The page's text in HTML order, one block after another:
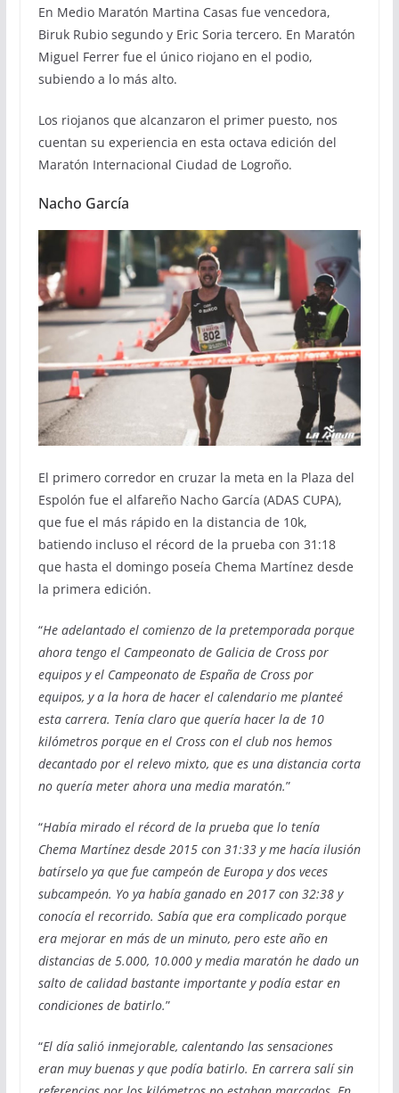
En Medio Maratón Martina Casas fue vencedora,
Biruk Rubio segundo y Eric Soria tercero. En Maratón
Miguel Ferrer fue el único riojano en el podio,
subiendo a lo más alto.
Los riojanos que alcanzaron el primer puesto, nos
cuentan su experiencia en esta octava edición del
Maratón Internacional Ciudad de Logroño.
Nacho García
El primero corredor en cruzar la meta en la Plaza del
Espolón fue el alfareño Nacho García (ADAS CUPA),
que fue el más rápido en la distancia de 10k,
batiendo incluso el récord de la prueba con 31:18
que hasta el domingo poseía Chema Martínez desde
la primera edición.
“He adelantado el comienzo de la pretemporada porque
ahora tengo el Campeonato de Galicia de Cross por
equipos y el Campeonato de España de Cross por
equipos, y a la hora de hacer el calendario me planteé
esta carrera. Tenía claro que quería hacer la de 10
kilómetros porque en el Cross con el club nos hemos
decantado por el relevo mixto, que es una distancia corta
no quería meter ahora una media maratón.”
“Había mirado el récord de la prueba que lo tenía
Chema Martínez desde 2015 con 31:33 y me hacía ilusión
batírselo ya que fue campeón de Europa y dos veces
subcampeón. Yo ya había ganado en 2017 con 32:38 y
conocía el recorrido. Sabía que era complicado porque
era mejorar en más de un minuto, pero este año en
distancias de 5.000, 10.000 y media maratón he dado un
salto de calidad bastante importante y podía estar en
condiciones de batirlo.”
“El día salió inmejorable, calentando las sensaciones
eran muy buenas y que podía batirlo. En carrera salí sin